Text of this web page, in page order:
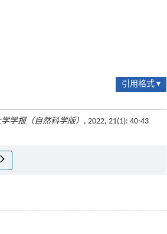
引用格式 ▾
学报（自然科学版） , 2022, 21(1): 40-43